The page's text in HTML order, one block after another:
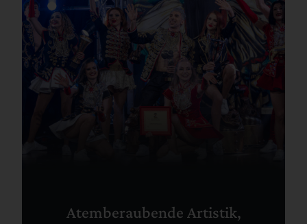
Atemberaubende Artistik,